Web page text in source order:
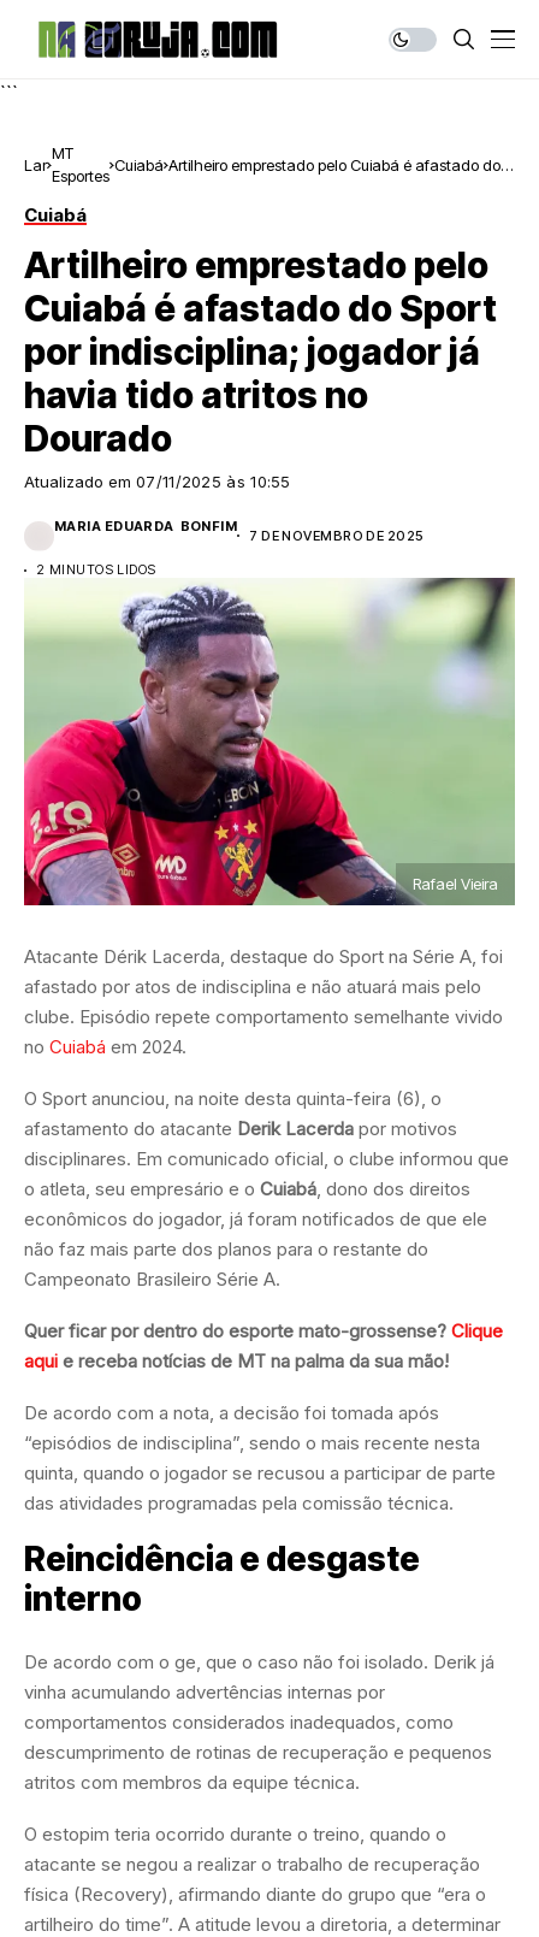
```
Lar
MT
Esportes
Cuiabá Artilheiro emprestado pelo Cuiabá é afastado do
Cuiabá
Artilheiro emprestado pelo
Cuiabá é afastado do Sport
por indisciplina; jogador já
havia tido atritos no
Dourado
Atualizado em 07/11/2025 às 10:55
MARIA EDUARDA BONFIM
7 DE NOVEMBRO DE 2025
2 MINUTOS LIDOS
Rafael Vieira
Atacante Dérik Lacerda, destaque do Sport na Série A, foi
afastado por atos de indisciplina e não atuará mais pelo
clube. Episódio repete comportamento semelhante vivido
no Cuiabá em 2024.
O Sport anunciou, na noite desta quinta-feira (6), o
afastamento do atacante Derik Lacerda por motivos
disciplinares. Em comunicado oficial, o clube informou que
o atleta, seu empresário e o Cuiabá, dono dos direitos
econômicos do jogador, já foram notificados de que ele
não faz mais parte dos planos para o restante do
Campeonato Brasileiro Série A.
Quer ficar por dentro do esporte mato-grossense? Clique
aqui e receba notícias de MT na palma da sua mão!
De acordo com a nota, a decisão foi tomada após
“episódios de indisciplina”, sendo o mais recente nesta
quinta, quando o jogador se recusou a participar de parte
das atividades programadas pela comissão técnica.
Reincidência e desgaste
interno
De acordo com o ge, que o caso não foi isolado. Derik já
vinha acumulando advertências internas por
comportamentos considerados inadequados, como
descumprimento de rotinas de recuperação e pequenos
atritos com membros da equipe técnica.
O estopim teria ocorrido durante o treino, quando o
atacante se negou a realizar o trabalho de recuperação
física (Recovery), afirmando diante do grupo que “era o
artilheiro do time”. A atitude levou a diretoria, a determinar